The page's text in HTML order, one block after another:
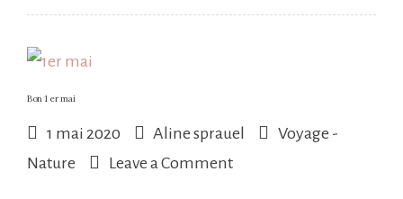
Bon 1 er mai
1 mai 2020 Aline sprauel
Voyage -
Nature
Leave a Commenton